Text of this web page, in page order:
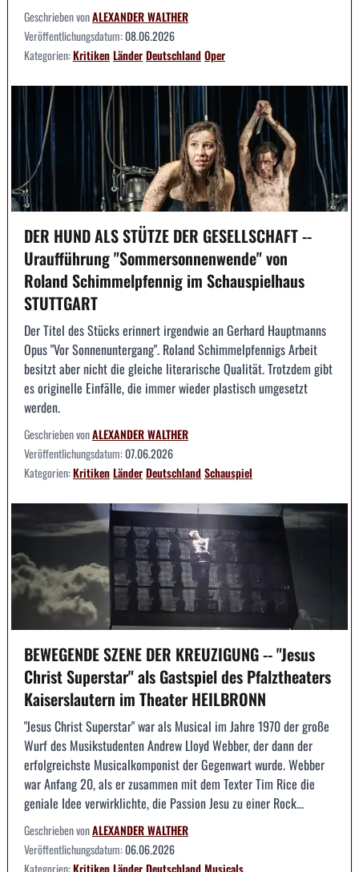
Geschrieben vonALEXANDER WALTHER
Veröffentlichungsdatum:08.06.2026
Kategorien:KritikenLänderDeutschlandOper
DER HUND ALS STÜTZE DER GESELLSCHAFT --
Uraufführung "Sommersonnenwende" von
Roland Schimmelpfennig im Schauspielhaus
STUTTGART
Der Titel des Stücks erinnert irgendwie an Gerhard Hauptmanns
Opus "Vor Sonnenuntergang". Roland Schimmelpfennigs Arbeit
besitzt aber nicht die gleiche literarische Qualität. Trotzdem gibt
es originelle Einfälle, die immer wieder plastisch umgesetzt
werden.
Geschrieben vonALEXANDER WALTHER
Veröffentlichungsdatum:07.06.2026
Kategorien:KritikenLänderDeutschlandSchauspiel
BEWEGENDE SZENE DER KREUZIGUNG -- "Jesus
Christ Superstar" als Gastspiel des Pfalztheaters
Kaiserslautern im Theater HEILBRONN
"Jesus Christ Superstar" war als Musical im Jahre 1970 der große
Wurf des Musikstudenten Andrew Lloyd Webber, der dann der
erfolgreichste Musicalkomponist der Gegenwart wurde. Webber
war Anfang 20, als er zusammen mit dem Texter Tim Rice die
geniale Idee verwirklichte, die Passion Jesu zu einer Rock...
Geschrieben vonALEXANDER WALTHER
Veröffentlichungsdatum:06.06.2026
Kategorien:KritikenLänderDeutschlandMusicals